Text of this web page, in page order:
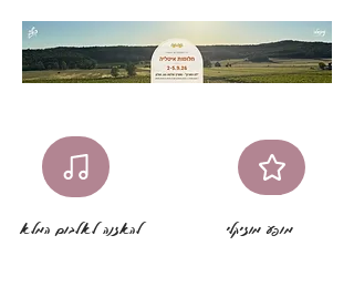
להאזנה לאלבום המלא מופע מוזיקלי